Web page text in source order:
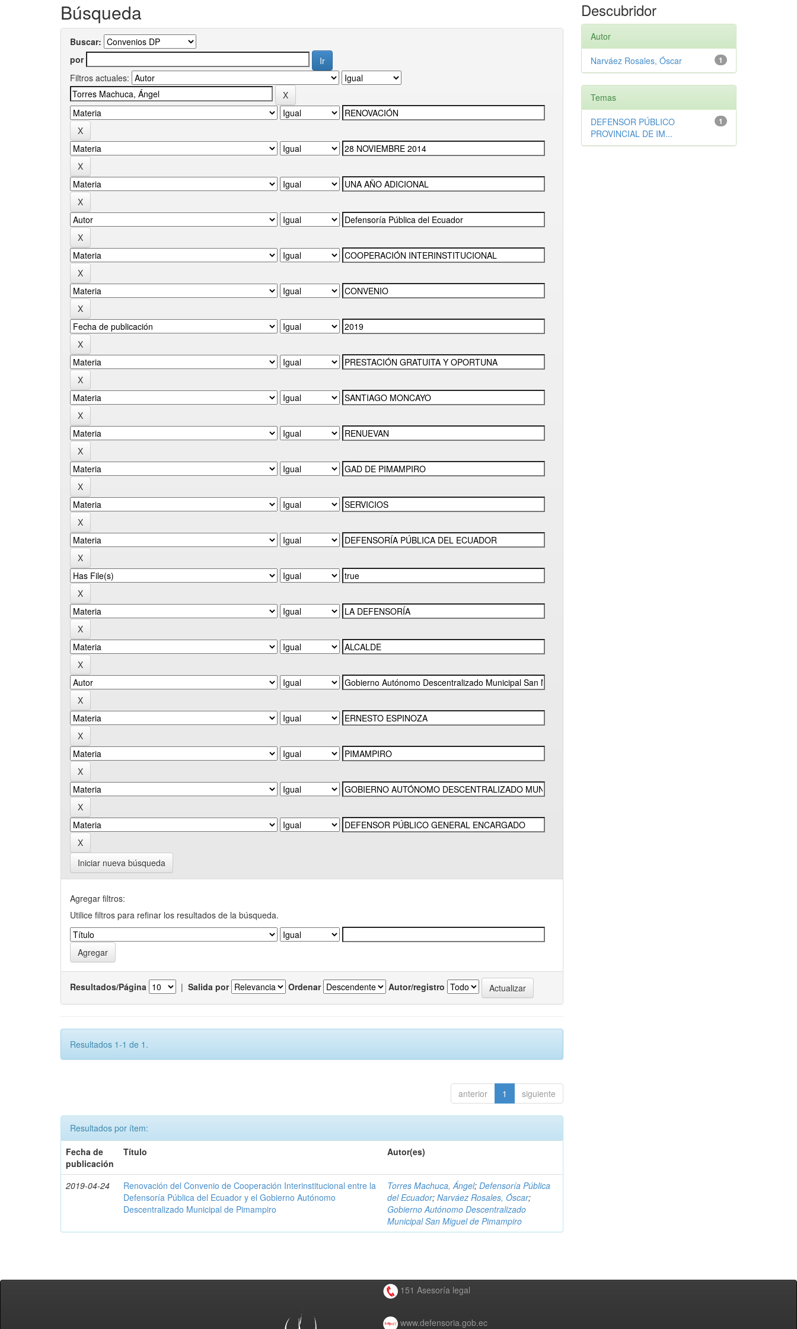
Búsqueda
Buscar:
por
Filtros actuales:
Iniciar nueva búsqueda
Agregar filtros:
Utilice filtros para refinar los resultados de la búsqueda.
Resultados/Página | Salida por Ordenar Autor/registro
Resultados 1-1 de 1.
anterior 1 siguiente
Resultados por ítem:
Fecha de
publicación
Título Autor(es)
2019-04-24
Renovación del Convenio de Cooperación Interinstitucional entre la
Defensoría Pública del Ecuador y el Gobierno Autónomo
Descentralizado Municipal de Pimampiro
Torres Machuca, Ángel;Defensoría Pública
del Ecuador;Narváez Rosales, Óscar;
Gobierno Autónomo Descentralizado
Municipal San Miguel de Pimampiro
Descubridor
Autor
1
Narváez Rosales, Óscar
Temas
1
DEFENSOR PÚBLICO
PROVINCIAL DE IM...
151 Asesoría legal
www.defensoria.gob.ec